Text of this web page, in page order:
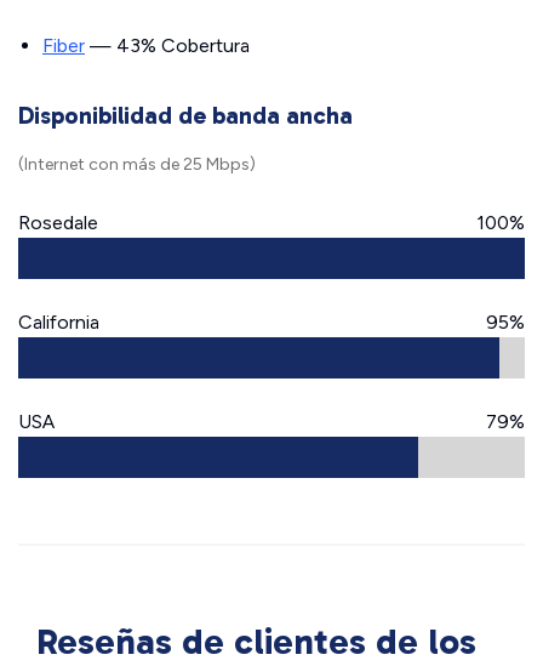
Fiber — 43% Cobertura
Disponibilidad de banda ancha
(Internet con más de 25 Mbps)
Rosedale 100%
California 95%
USA 79%
Reseñas de clientes de los